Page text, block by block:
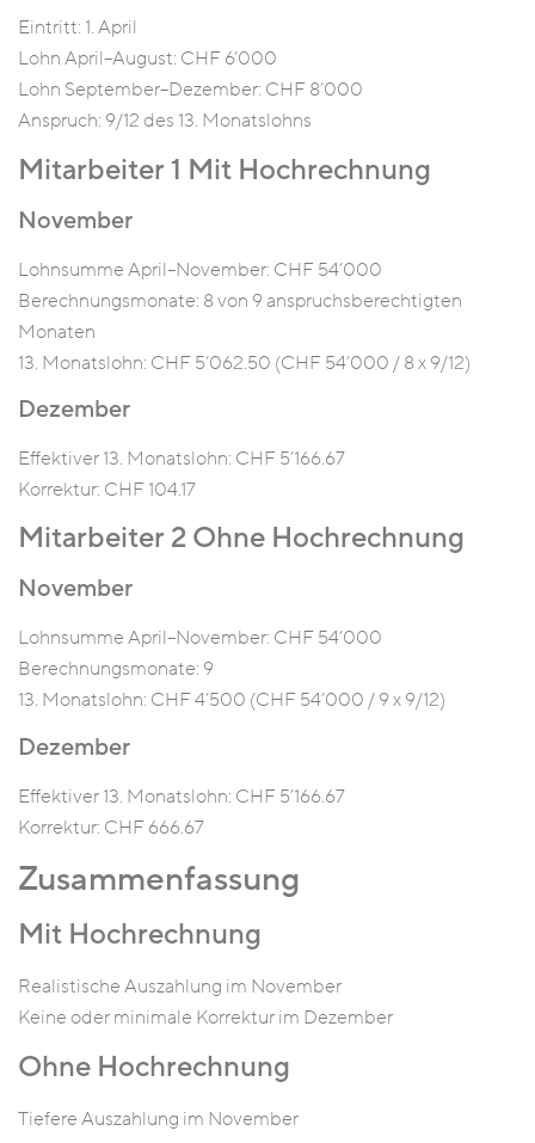
Eintritt: 1. April
Lohn April–August: CHF 6’000
Lohn September–Dezember: CHF 8’000
Anspruch: 9/12 des 13. Monatslohns
Mitarbeiter 1 Mit Hochrechnung
November
Lohnsumme April–November: CHF 54’000
Berechnungsmonate: 8 von 9 anspruchsberechtigten
Monaten
13. Monatslohn: CHF 5’062.50 (CHF 54’000 / 8 x 9/12)
Dezember
Effektiver 13. Monatslohn: CHF 5’166.67
Korrektur: CHF 104.17
Mitarbeiter 2 Ohne Hochrechnung
November
Lohnsumme April–November: CHF 54’000
Berechnungsmonate: 9
13. Monatslohn: CHF 4’500 (CHF 54’000 / 9 x 9/12)
Dezember
Effektiver 13. Monatslohn: CHF 5’166.67
Korrektur: CHF 666.67
Zusammenfassung
Mit Hochrechnung
Realistische Auszahlung im November
Keine oder minimale Korrektur im Dezember
Ohne Hochrechnung
Tiefere Auszahlung im November